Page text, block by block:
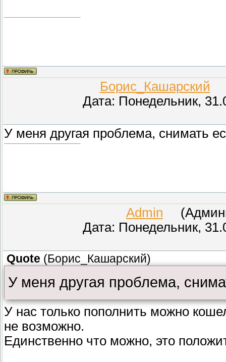
Борис_Кашарский
Дата: Понедельник,
У меня другая проблема, снимать
Admin
Дата: Понедельник,
Quote (Борис_Кашарский)
У меня другая проблема,
У нас только пополнить можно
не возможно.
Единственно что можно, это